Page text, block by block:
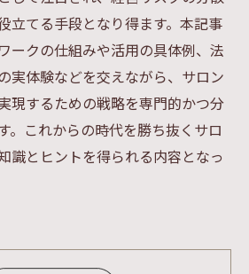
立てる手段となり得ます。本記事
ークの仕組みや活用の具体例、法
実体験などを交えながら、サロン
現するための戦略を専門的かつ分
。これからの時代を勝ち抜くサロ
識とヒントを得られる内容となっ